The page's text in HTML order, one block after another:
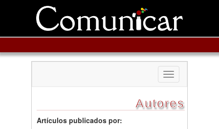
Toggle
navigation
Autores
Artículos publicados por: